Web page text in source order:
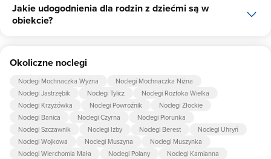
Tak, Czarny Bocian udostępnia dla swoich gości internet.
Jakie udogodnienia dla rodzin z dziećmi są w
obiekcie?
łóżeczko dla dziecka, krzesło do karmienia dziecka, pościel dla
dzieci.
Okoliczne noclegi
Noclegi Mochnaczka Wyżna
Noclegi Mochnaczka Niżna
Noclegi Jastrzębik
Noclegi Tylicz
Noclegi Roztoka Wielka
Noclegi Krzyżówka
Noclegi Powroźnik
Noclegi Złockie
Noclegi Banica
Noclegi Czyrna
Noclegi Piorunka
Noclegi Szczawnik
Noclegi Izby Noclegi Berest
Noclegi Uhryń
Noclegi Wojkowa
Noclegi Muszyna
Noclegi Muszynka
Noclegi Wierchomla Mała
Noclegi Polany
Noclegi Kamianna